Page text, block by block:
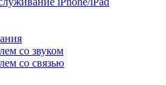
со звуком
со связью